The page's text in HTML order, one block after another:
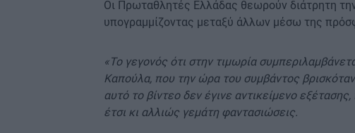
Οι Πρωταθλητές Ελλάδας θεωρούν διάτρητη
υπογραμμίζοντας μεταξύ άλλων μέσω της
«Το γεγονός ότι στην τιμωρία
Καπούλα, που την ώρα του συμβάντος
αυτό το βίντεο δεν έγινε αντικείμενο
έτσι κι αλλιώς γεμάτη φαντασιώσεις.